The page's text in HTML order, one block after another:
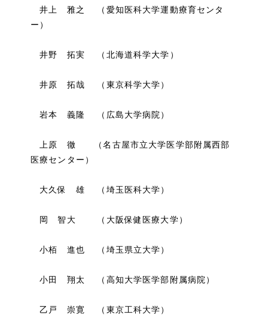
井上 雅之 （愛知医科大学運動療育センタ
ー）
井野 拓実 （北海道科学大学）
井原 拓哉 （東京科学大学）
岩本 義隆 （広島大学病院）
上原 徹 （名古屋市立大学医学部附属西部
医療センター）
大久保 雄 （埼玉医科大学）
岡 智大 （大阪保健医療大学）
小栢 進也 （埼玉県立大学）
小田 翔太 （高知大学医学部附属病院）
乙戸 崇寛 （東京工科大学）